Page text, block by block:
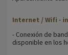
Internet / Wifi -
- Conexión de
disponible en los